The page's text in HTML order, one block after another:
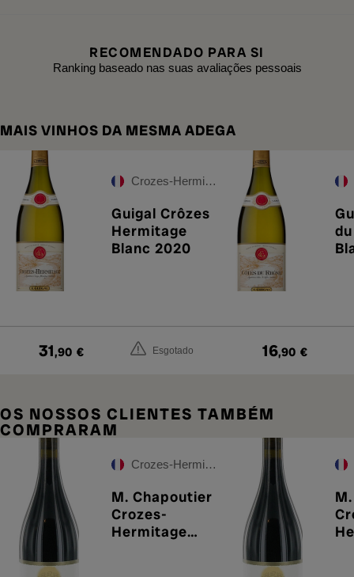
RECOMENDADO PARA SI
Ranking baseado nas suas avaliações pessoais
MAIS VINHOS DA MESMA ADEGA
Crozes-Hermitage
Guigal Crôzes
Hermitage
Blanc 2020
31,90 € Esgotado 16,90 €
OS NOSSOS CLIENTES TAMBÉM
COMPRARAM
Crozes-Hermitage
M. Chapoutier
Crozes-
Hermitage